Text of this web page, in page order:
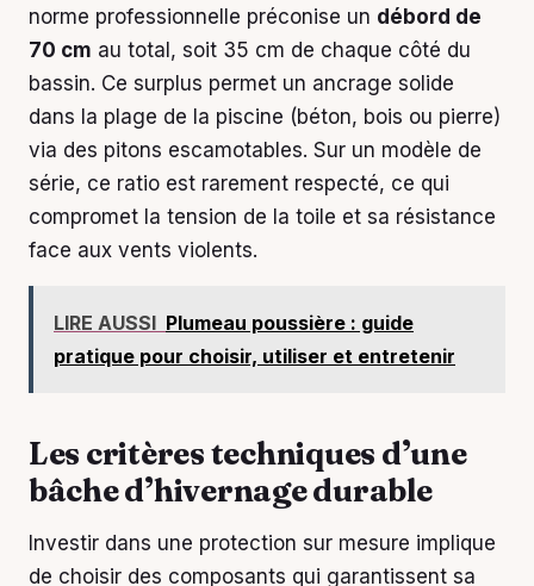
norme professionnelle préconise un débord de
70 cm au total, soit 35 cm de chaque côté du
bassin. Ce surplus permet un ancrage solide
dans la plage de la piscine (béton, bois ou pierre)
via des pitons escamotables. Sur un modèle de
série, ce ratio est rarement respecté, ce qui
compromet la tension de la toile et sa résistance
face aux vents violents.
LIRE AUSSI Plumeau poussière : guide
pratique pour choisir, utiliser et entretenir
Les critères techniques d’une
bâche d’hivernage durable
Investir dans une protection sur mesure implique
de choisir des composants qui garantissent sa